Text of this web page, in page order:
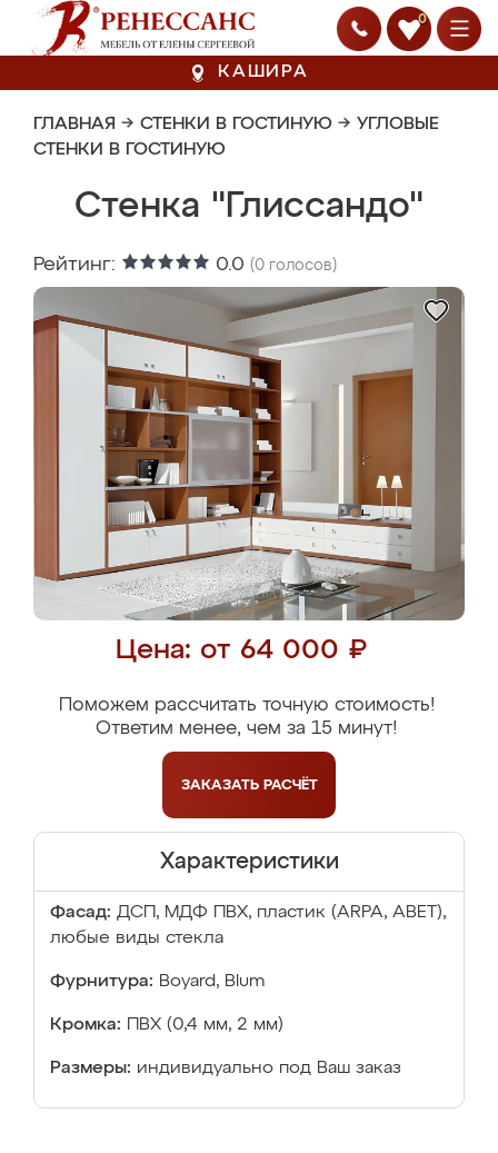
0
КАШИРА
ГЛАВНАЯ → СТЕНКИ В ГОСТИНУЮ → УГЛОВЫЕ
СТЕНКИ В ГОСТИНУЮ
Стенка "Глиссандо"
Рейтинг: 0.0 (0 голосов)
Цена: от 64 000 ₽
Поможем рассчитать точную стоимость!
Ответим менее, чем за 15 минут!
ЗАКАЗАТЬ РАСЧЁТ
Характеристики
Фасад: ДСП, МДФ ПВХ, пластик (ARPA, ABET),
любые виды стекла
Фурнитура: Boyard, Blum
Кромка: ПВХ (0,4 мм, 2 мм)
Размеры: индивидуально под Ваш заказ